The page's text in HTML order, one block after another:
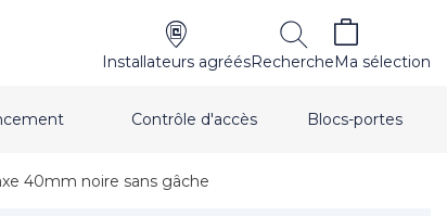
Installateurs agréésRechercheMa sélection
Contrôle d'accès Blocs-portes
40mm noire sans gâche